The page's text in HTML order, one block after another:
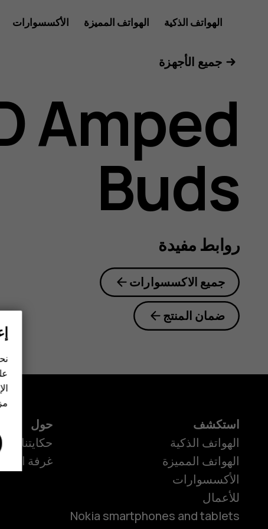
HMD
Amped
Buds
User
Guide
الهواتف الذكية الهواتف المميزة الأكسسوارات
جميع الأجهزة
Amped
Buds
روابط مفيدة
جميع الاكسسوارات
ضمان المنتج
استكشف
الهواتف الذكية
الهواتف المميزة
الأكسسوارات
للأعمال
Nokia smartphones and tablets
حول
حكايتنا
غرفة